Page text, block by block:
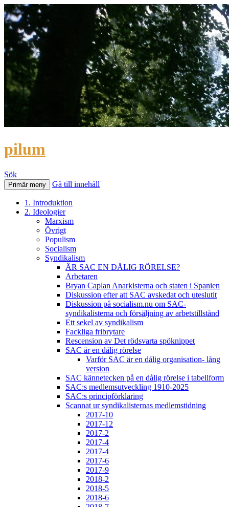
pilum
Sök
Primär meny Gå till innehåll
1. Introduktion
2. Ideologier
Marxism
Övrigt
Populism
Socialism
Syndikalism
ÄR SAC EN DÅLIG RÖRELSE?
Arbetaren
Bryan Caplan Anarkisterna och staten i Spanien
Diskussion efter att SAC avskedat och uteslutit
Diskussion på socialism.nu om SAC-
syndikalisterna och försäljning av arbetstillstånd
Ett sekel av syndikalism
Fackliga fribrytare
Rescension av Det rödsvarta spöknippet
SAC är en dålig rörelse
Varför SAC är en dålig organisation- lång
version
SAC kännetecken på en dålig rörelse i tabellform
SAC:s medlemsutveckling 1910-2025
SAC:s principförklaring
Scannat ur syndikalisternas medlemstidning
2017-10
2017-12
2017-2
2017-4
2017-4
2017-6
2017-9
2018-2
2018-5
2018-6